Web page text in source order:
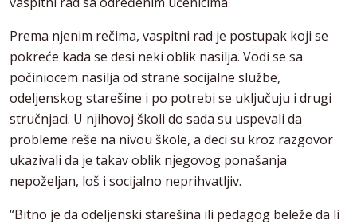
Prema njenim rečima, vaspitni rad je postupak koji se
pokreće kada se desi neki oblik nasilja. Vodi se sa
počiniocem nasilja od strane socijalne službe,
odeljenskog starešine i po potrebi se uključuju i drugi
stručnjaci. U njihovoj školi do sada su uspevali da
probleme reše na nivou škole, a deci su kroz razgovor
ukazivali da je takav oblik njegovog ponašanja
nepoželjan, loš i socijalno neprihvatljiv.
“Bitno je da odeljenski starešina ili pedagog beleže da li